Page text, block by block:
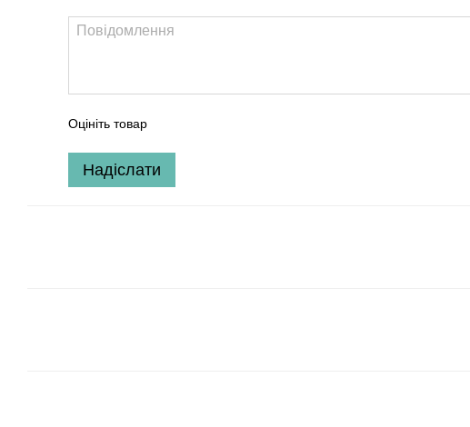
Оцініть товар
Надіслати